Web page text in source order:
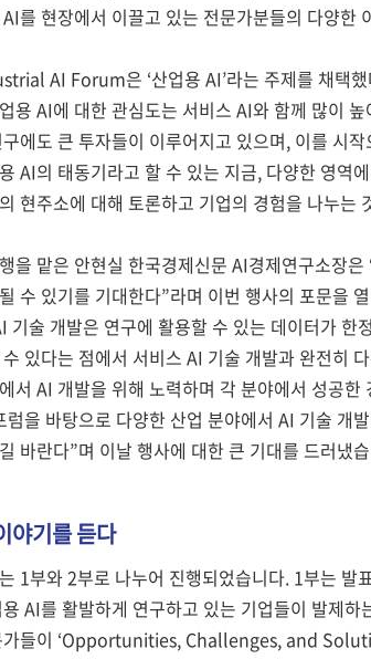
를 현장에서 이끌고 있는 전문가분들의 다양한
AI Forum은 ‘산업용 AI’라는 주제를 채택
용 AI에 대한 관심도는 서비스 AI와 함께 많이
에도 큰 투자들이 이루어지고 있으며, 이를 시
AI의 태동기라고 할 수 있는 지금, 다양한 영역
현주소에 대해 토론하고 기업의 경험을 나누는
을 맡은 안현실 한국경제신문 AI경제연구소장
수 있기를 기대한다”라며 이번 행사의 포문을
기술 개발은 연구에 활용할 수 있는 데이터가
있다는 점에서 서비스 AI 기술 개발과 완전히
서 AI 개발을 위해 노력하며 각 분야에서 성공
럼을 바탕으로 다양한 산업 분야에서 AI 기술 개
바란다”며 이날 행사에 대한 큰 기대를 드러냈
야기를 듣다
1부와 2부로 나누어 진행되었습니다. 1부는
AI를 활발하게 연구하고 있는 기업들이 발제
가들이 ‘Opportunities, Challenges, and